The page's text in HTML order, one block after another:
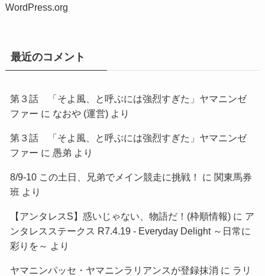
WordPress.org
最近のコメント
第３話 「そよ風、と呼ぶには強烈すぎた」ヤマニンゼ
ファー に なおや (運営)より
第３話 「そよ風、と呼ぶには強烈すぎた」ヤマニンゼ
ファー に 愚弟 より
8/9-10 この土日、兄弟でメイン競走に挑戦！ に 関東馬券
班 より
【アンタレスS】惑いじゃない、物語だ！(枠順情報)に ア
ンタレスステークス R7.4.19 - Everyday Delight ～日常に
彩りを～ より
ヤマニンパッセ・ヤマニンラリアンスが登録抹消 に ラリ